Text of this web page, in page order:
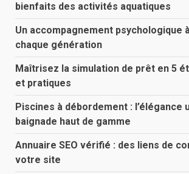
bienfaits des activités aquatiques
Un accompagnement psychologique
chaque génération
Maîtrisez la simulation de prêt en 5
et pratiques
Piscines à débordement : l’élégance
baignade haut de gamme
Annuaire SEO vérifié : des liens de
votre site